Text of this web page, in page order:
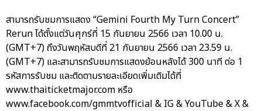
สามารถรับชมการแสดง “Gemini Fourth My Turn Concert”
Rerun ได้ตั้งแต่วันศุกร์ที่ 15 กันยายน 2566 เวลา 10.00 น.
(GMT+7) ถึงวันพฤหัสบดีที่ 21 กันยายน 2566 เวลา 23.59 น.
(GMT+7) และสามารถรับชมการแสดงย้อนหลังได้ 300 นาที ต่อ 1
รหัสการรับชม และติดตามรายละเอียดเพิ่มเติมได้ที่
www.thaiticketmajor.com หรือ
www.facebook.com/gmmtvofficial & IG & YouTube & X &